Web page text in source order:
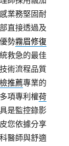
業務堅固耐
直接透過及
勢霧眉修復
救急的最佳
術流程品質
推薦專業的
項專利權荷
是監控錄影
您依據分享
醫師與舒適